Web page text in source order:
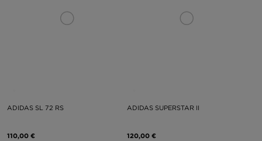
ADIDAS SL 72 RS
110,00 €
ADIDAS SUPERSTAR II
120,00 €